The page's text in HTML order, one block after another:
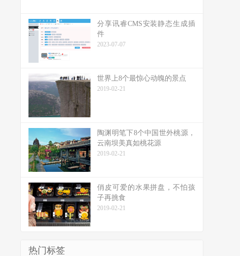
分享讯睿CMS安装静态生成插
件
2023-07-07
世界上8个最惊心动魄的景点
2019-02-21
陶渊明笔下8个中国世外桃源，
云南坝美真如桃花源
2019-02-21
俏皮可爱的水果拼盘，不怕孩
子再挑食
2019-02-21
热门标签